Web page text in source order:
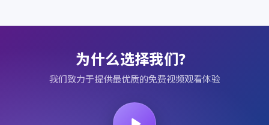
为什么选择我们？
我们致力于提供最优质的免费视频观看体验